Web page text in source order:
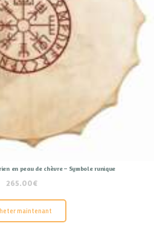
en peau de chèvre – Symbole runique
265.00€
maintenant